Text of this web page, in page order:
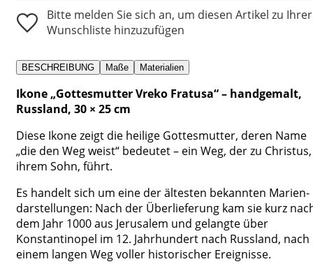
Bitte melden Sie sich an, um diesen Artikel zu Ihrer
Wunschliste hinzuzufügen
BESCHREIBUNG Maße Materialien
Ikone „Gottesmutter Vreko Fratusa“ – handgemalt,
Russland, 30 × 25 cm
Diese Ikone zeigt die heilige Gottesmutter, deren Name
„die den Weg weist“ bedeutet – ein Weg, der zu Christus,
ihrem Sohn, führt.
Es handelt sich um eine der ältesten bekannten Marien­
darstellungen: Nach der Überlieferung kam sie kurz
dem Jahr 1000 aus Jerusalem und gelangte über
Konstantinopel im 12. Jahrhundert nach Russland, nach
einem langen Weg voller historischer Ereignisse.